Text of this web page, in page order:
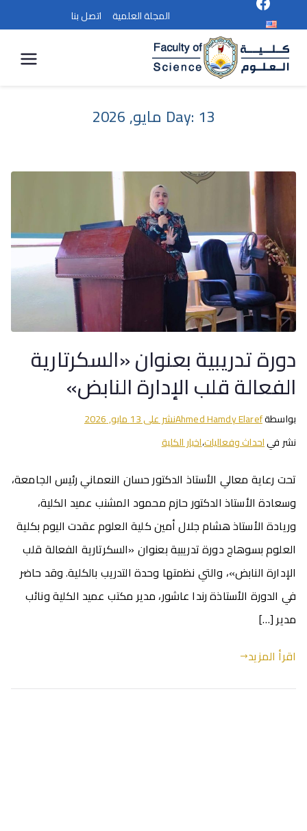
المجلة العلمية اتصل بنا
العلوم Day: 13 مايو, 2026
دورة تدريبية بعنوان «السكرتارية
الفعالة قلب الإدارة النابض»
بواسطةAhmed Hamdy Elarefنشر على13 مايو, 2026
نشر فياحداث وفعاليات،اخبار الكلية
تحت رعاية معالي الأستاذ الدكتور حسان النعماني رئيس الجامعة،
وسعادة الأستاذ الدكتور حازم محمود المشنب عميد الكلية،
وريادة الأستاذ هشام جلال أمين كلية العلوم عقدت اليوم بكلية
العلوم بسوهاج دورة تدريبية بعنوان «السكرتارية الفعالة قلب
الإدارة النابض»، والتي نظمتها وحدة التدريب بالكلية. وقد حاضر
في الدورة الأستاذة رندا عاشور، مدير مكتب عميد الكلية ونائب
مدير […]
اقرأ المزيد